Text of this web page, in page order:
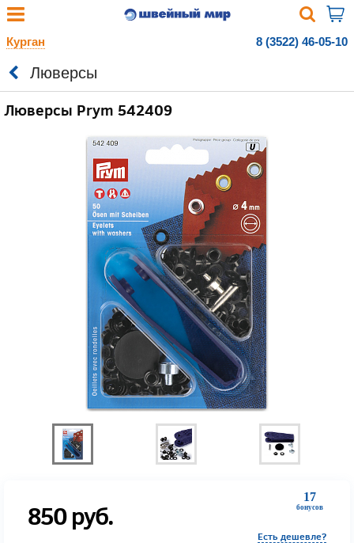
Курган 8 (3522) 46-05-10
Люверсы
Люверсы Prym 542409
17
бонусов
850руб.
Есть дешевле?